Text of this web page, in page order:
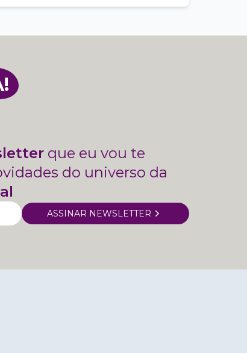
que eu vou te
do universo da
ASSINAR NEWSLETTER